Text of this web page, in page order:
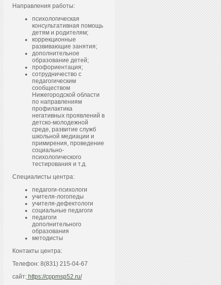
Направления работы:
психологическая
консультативная помощь
детям и родителям;
коррекционные
развивающие занятия;
дополнительное
образование детей;
профориентация;
сотрудничество с
педагогическим
сообществом
Нижегородской области
по направлениям
профилактика
негативных проявлений в
детско-молодежной
среде, развитие служб
школьной медиации и
примирения, проведение
социально-
психологического
тестирования и т.д.
Специалисты центра:
педагоги-психологи
учителя-логопеды
учителя-дефектологи
социальные педагоги
педагоги
дополнительного
образования
методисты
Контакты центра:
Телефон: 8(831) 215-04-67
сайт: https://cppmsp52.ru/